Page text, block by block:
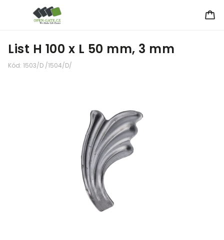
List H 100 x L 50 mm, 3 mm
Kód: 1503/D /1504/D/